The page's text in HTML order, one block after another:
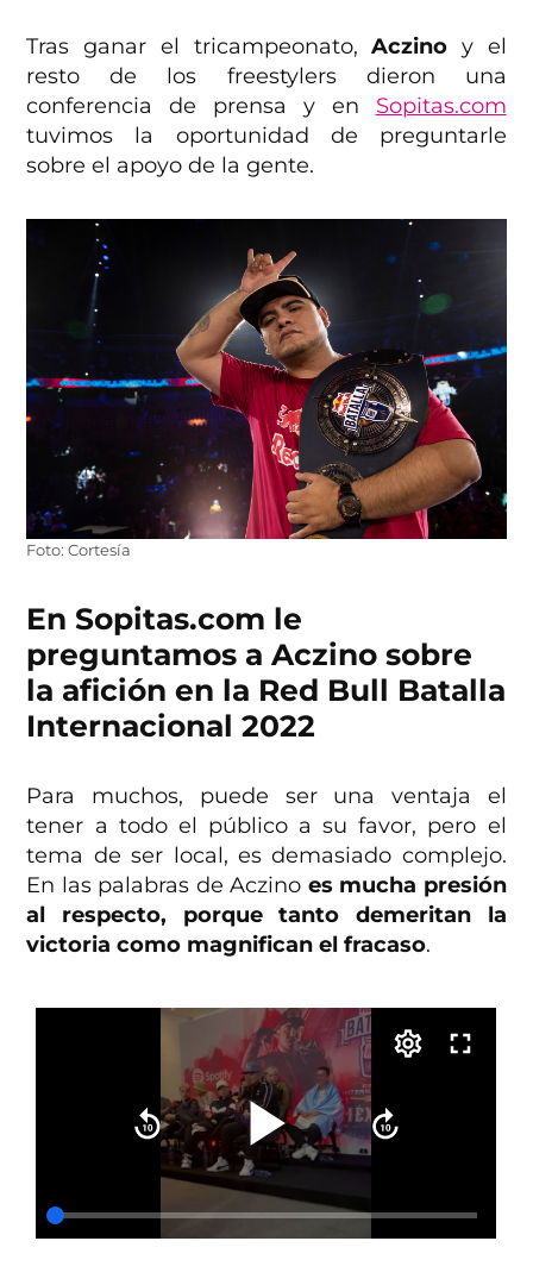
Tras ganar el tricampeonato,Aczino y el
resto de los freestylers dieron una
conferencia de prensa y en Sopitas.com
tuvimos la oportunidad de preguntarle
sobre el apoyo de la gente.
Foto: Cortesía
En Sopitas.com le
preguntamos a Aczino sobre
la afición en la Red Bull Batalla
Internacional 2022
Para muchos, puede ser una ventaja el
tener a todo el público a su favor, pero el
tema de ser local, es demasiado complejo.
En las palabras de Aczino es mucha presión
al respecto, porque tanto demeritan la
victoria como magnifican el fracaso.